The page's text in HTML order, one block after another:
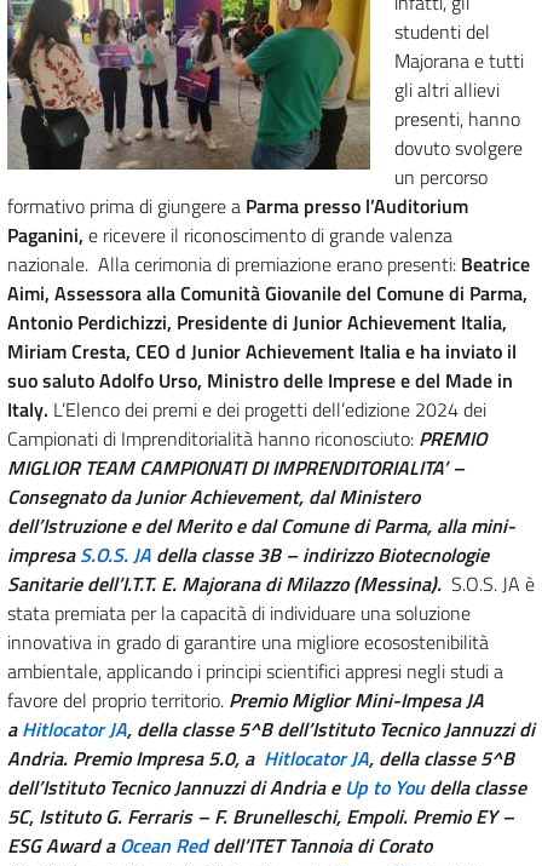
studenti del
Majorana e tutti
gli altri allievi
presenti, hanno
dovuto svolgere
un percorso
formativo prima di giungere a Parma presso l’Auditorium
Paganini, e ricevere il riconoscimento di grande valenza
nazionale. Alla cerimonia di premiazione erano presenti: Beatrice
Aimi, Assessora alla Comunità Giovanile del Comune di Parma,
Antonio Perdichizzi, Presidente di Junior Achievement Italia,
Miriam Cresta, CEO d Junior Achievement Italia e ha inviato il
suo saluto Adolfo Urso, Ministro delle Imprese e del Made in
Italy. L’Elenco dei premi e dei progetti dell’edizione 2024 dei
Campionati di Imprenditorialità hanno riconosciuto: PREMIO
MIGLIOR TEAM CAMPIONATI DI IMPRENDITORIALITA’ –
Consegnato da Junior Achievement, dal Ministero
dell’Istruzione e del Merito e dal Comune di Parma, alla mini-
impresaS.O.S. JA della classe 3B – indirizzo Biotecnologie
Sanitarie dell’I.T.T. E. Majorana di Milazzo (Messina). S.O.S. JA è
stata premiata per la capacità di individuare una soluzione
innovativa in grado di garantire una migliore ecosostenibilità
ambientale, applicando i principi scientifici appresi negli studi a
favore del proprio territorio. Premio Miglior Mini-Impesa JA
aHitlocator JA, della classe 5^B dell’Istituto Tecnico Jannuzzi di
Andria. Premio Impresa 5.0, a Hitlocator JA, della classe 5^B
dell’Istituto Tecnico Jannuzzi di Andria e Up to Youdella classe
5C, Istituto G. Ferraris – F. Brunelleschi, Empoli. Premio EY –
ESG Award aOcean Reddell’ITET Tannoia di Corato